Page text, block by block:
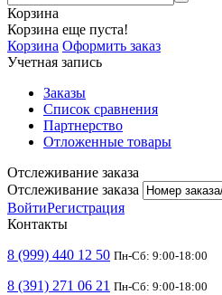
Корзина
Корзина еще пуста!
Корзина Оформить заказ
Учетная запись
Заказы
Список сравнения
Партнерство
Отложенные товары
Отслеживание заказа
Отслеживание заказа
ВойтиРегистрация
Контакты
8 (999) 440 12 50 Пн-Сб: 9:00-18:00
8 (391) 271 06 21 Пн-Сб: 9:00-18:00